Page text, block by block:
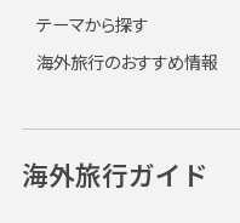
テーマから探す
海外旅行のおすすめ情報
海外旅行ガイド